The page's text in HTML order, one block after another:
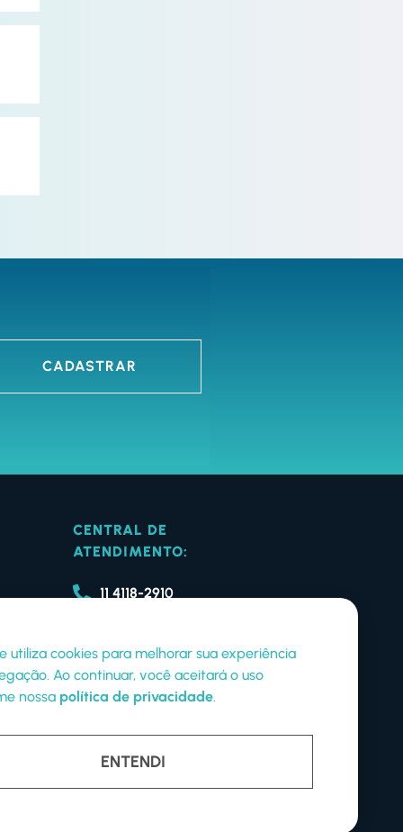
CADASTRAR
CENTRAL DE
ATENDIMENTO:
11 4118-2910
utiliza cookies para melhorar sua experiência
Ao continuar, você aceitará o uso
nossa política de privacidade.
ENTENDI